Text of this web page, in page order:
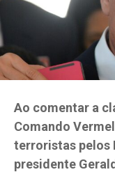
Ao comentar a
Comando
terroristas pelos
presidente